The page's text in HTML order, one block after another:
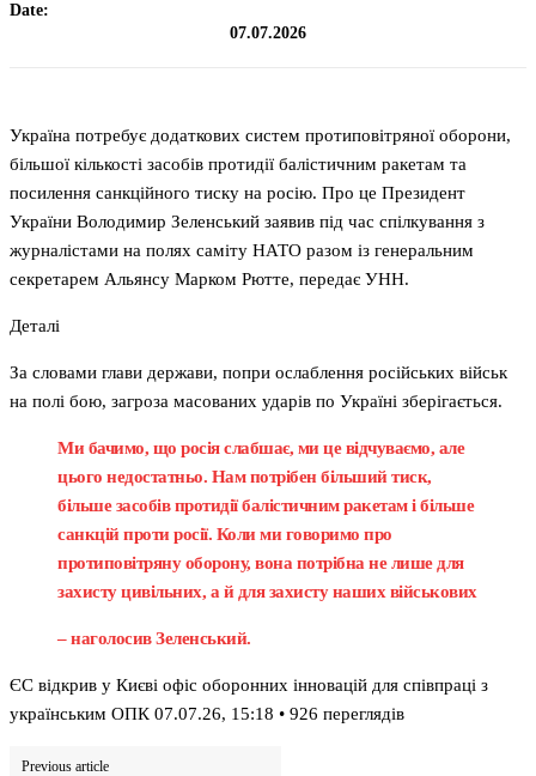
Date:
07.07.2026
Україна потребує додаткових систем протиповітряної оборони,
більшої кількості засобів протидії балістичним ракетам та
посилення санкційного тиску на росію. Про це Президент
України Володимир Зеленський заявив під час спілкування з
журналістами на полях саміту НАТО разом із генеральним
секретарем Альянсу Марком Рютте, передає УНН.
Деталі
За словами глави держави, попри ослаблення російських військ
на полі бою, загроза масованих ударів по Україні зберігається.
Ми бачимо, що росія слабшає, ми це відчуваємо, але
цього недостатньо. Нам потрібен більший тиск,
більше засобів протидії балістичним ракетам і більше
санкцій проти росії. Коли ми говоримо про
протиповітряну оборону, вона потрібна не лише для
захисту цивільних, а й для захисту наших військових
– наголосив Зеленський.
ЄС відкрив у Києві офіс оборонних інновацій для співпраці з
українським ОПК 07.07.26, 15:18 • 926 переглядiв
Previous article